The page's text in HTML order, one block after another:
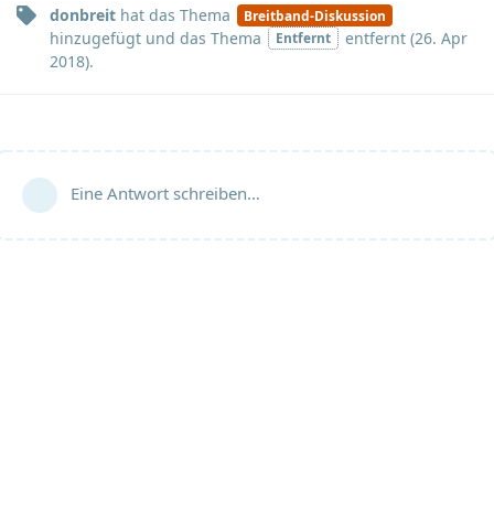
donbreit hat das Thema Breitband-Diskussion
hinzugefügt und das Thema Entfernt entfernt (26. Apr
2018).
Eine Antwort schreiben…